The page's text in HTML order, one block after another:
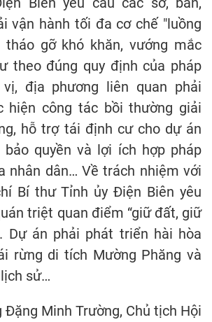
vận hành tối đa cơ chế "luồng
tháo gỡ khó khăn, vướng mắc
theo đúng quy định của pháp
địa phương liên quan phải
hiện công tác bồi thường giải
hỗ trợ tái định cư cho dự án
bảo quyền và lợi ích hợp pháp
nhân dân… Về trách nhiệm với
Bí thư Tỉnh ủy Điện Biên yêu
triệt quan điểm “giữ đất, giữ
Dự án phải phát triển hài hòa
rừng di tích Mường Phăng và
sử…
Đặng Minh Trường, Chủ tịch Hội